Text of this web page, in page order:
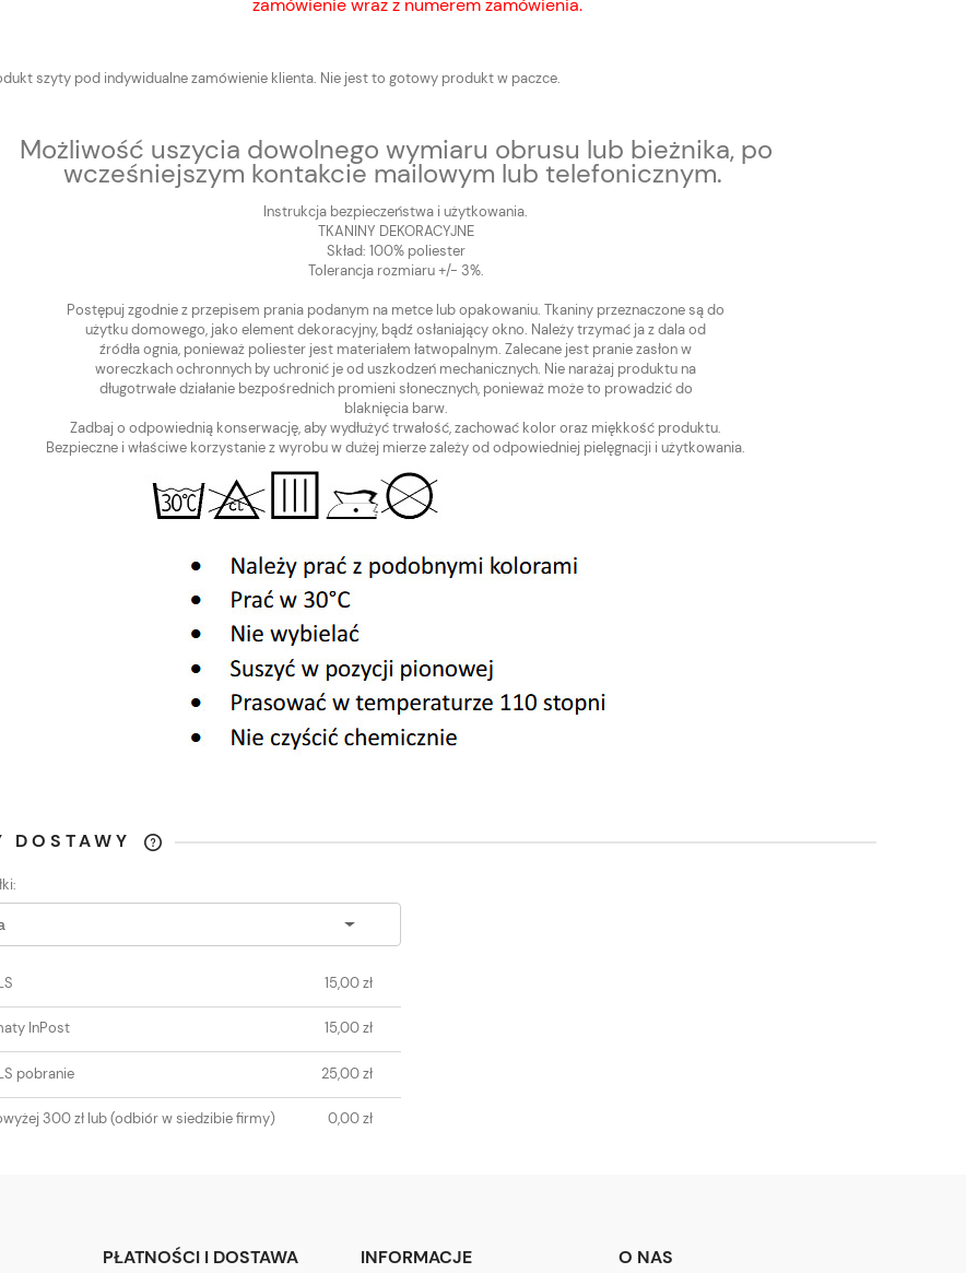
NA METRY
NASTURCJA II
Do koszyka
TKANINA ZASŁONOWA
DEKORACYJNA NA METRY
WELWET VELVET NASTURCJA II
kol.103
26,00 zł
Najniższa cena:
35,00 zł
Do koszyka
TKANINA ZASŁONOWA
DEKORACYJNA NA METRY
WELWET VELVET NASTURCJA II
kol.106
Najniższa cena:
zamówienie wraz z numerem zamówienia.
szyty pod indywidualne zamówienie klienta. Nie jest to gotowy produkt w paczce.
Możliwość uszycia dowolnego wymiaru obrusu lub bieżnika, po
wcześniejszym kontakcie mailowym lub telefonicznym.
Instrukcja bezpieczeństwa i użytkowania.
TKANINY DEKORACYJNE
Skład: 100% poliester
Tolerancja rozmiaru +/- 3%.
Postępuj zgodnie z przepisem prania podanym na metce lub opakowaniu. Tkaniny przeznaczone są do
użytku domowego, jako element dekoracyjny, bądź osłaniający okno. Należy trzymać ja z dala od
źródła ognia, ponieważ poliester jest materiałem łatwopalnym. Zalecane jest pranie zasłon w
woreczkach ochronnych by uchronić je od uszkodzeń mechanicznych. Nie narażaj produktu na
długotrwałe działanie bezpośrednich promieni słonecznych, ponieważ może to prowadzić do
blaknięcia barw.
Zadbaj o odpowiednią konserwację, aby wydłużyć trwałość, zachować kolor oraz miękkość produktu.
Bezpieczne i właściwe korzystanie z wyrobu w dużej mierze zależy od odpowiedniej pielęgnacji i użytkowania.
DOSTAWY
EWENTUALNYCH KOSZTÓW
15,00 zł
InPost 15,00 zł
pobranie 25,00 zł
300 zł lub(odbiór w siedzibie firmy) 0,00 zł
PŁATNOŚCI I DOSTAWA INFORMACJE O NAS